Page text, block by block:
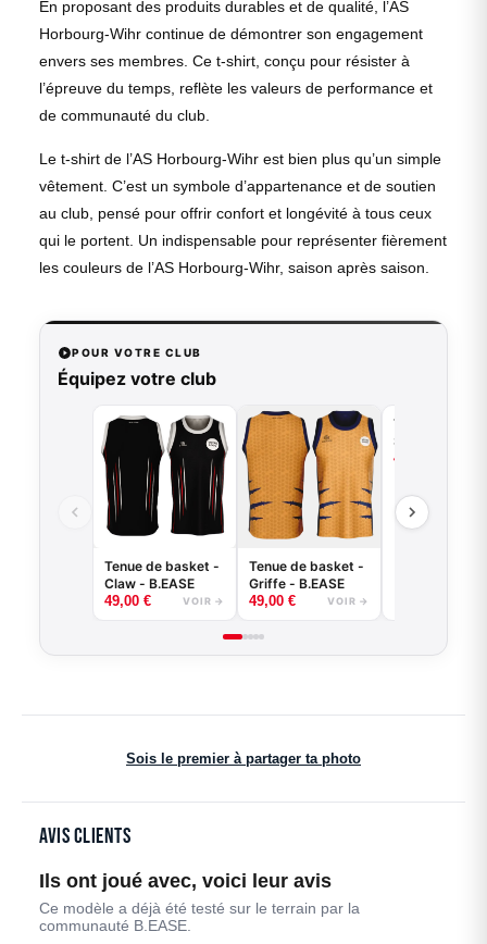
En proposant des produits durables et de qualité, l’AS
Horbourg-Wihr continue de démontrer son engagement
envers ses membres. Ce t-shirt, conçu pour résister à
l’épreuve du temps, reflète les valeurs de performance et
de communauté du club.
Le t-shirt de l’AS Horbourg-Wihr est bien plus qu’un simple
vêtement. C’est un symbole d’appartenance et de soutien
au club, pensé pour offrir confort et longévité à tous ceux
qui le portent. Un indispensable pour représenter fièrement
les couleurs de l’AS Horbourg-Wihr, saison après saison.
POUR VOTRE CLUB
Équipez votre club
Tenue de basket -
Claw - B.EASE
49,00 € VOIR →
Tenue de basket -
Griffe - B.EASE
49,00 € VOIR →
Tenue de
Splash -
49,00
Sois le premier à partager ta photo
Avis clients
Ils ont joué avec, voici leur avis
Ce modèle a déjà été testé sur le terrain par la
communauté B.EASE.